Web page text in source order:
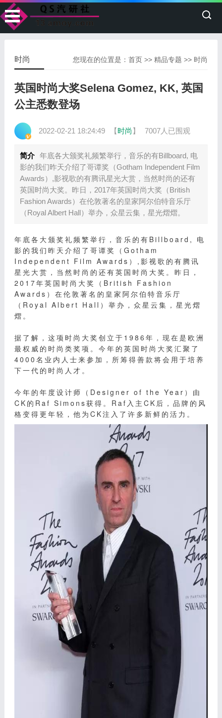
您现在的位置是：首页 >>精品专题 >> 时尚
时尚
英国时尚大奖Selena Gomez, KK, 英国
公主悉数登场
2022-02-21 18:24:49 【时尚 】 7007人已围观
简介 年底各大颁奖礼频繁举行，音乐的有Billboard, 电
影的我们昨天介绍了哥谭奖（Gotham Independent Film
Awards）,影视歌的有腾讯星光大赏，当然时尚的还有
英国时尚大奖。昨日，2017年英国时尚大奖（British
Fashion Awards）在伦敦著名的皇家阿尔伯特音乐厅
（Royal Albert Hall）举办，众星云集，星光熠熠。
年底各大颁奖礼频繁举行，音乐的有Billboard, 电
影的我们昨天介绍了哥谭奖（Gotham
Independent Film Awards）,影视歌的有腾讯
星光大赏，当然时尚的还有英国时尚大奖。昨日，
2017年英国时尚大奖（British Fashion
Awards）在伦敦著名的皇家阿尔伯特音乐厅
（Royal Albert Hall）举办，众星云集，星光熠
熠。
据了解，这项时尚大奖创立于1986年，现在是欧洲
最权威的时尚类奖项。今年的英国时尚大奖汇聚了
4000名业内人士来参加，所筹得善款将会用于培养
下一代的时尚人才。
今年的年度设计师（Designer of the Year）由
CK的Raf Simons获得。Raf入主CK后，品牌的风
格变得更年轻，他为CK注入了许多新鲜的活力。